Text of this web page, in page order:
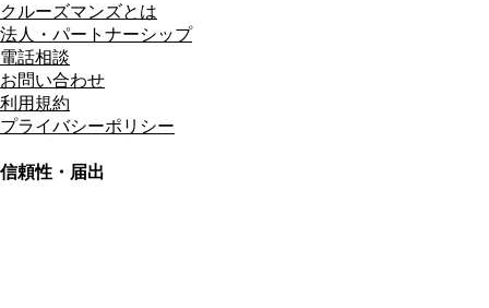
クルーズマンズとは
法人・パートナーシップ
電話相談
お問い合わせ
利用規約
プライバシーポリシー
信頼性・届出